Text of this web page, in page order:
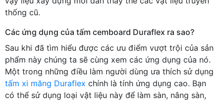
thống cũ.
Các ứng dụng của tấm cemboard Duraflex ra sao?
Sau khi đã tìm hiểu được các ưu điểm vượt trội của sản
phẩm này chúng ta sẽ cùng xem các ứng dụng của nó.
Một trong những điều làm người dùng ưa thích sử dụng
tấm xi măng Duraflex chính là tính ứng dụng cao. Bạn
có thể sử dụng loại vật liệu này để làm sàn, nâng sàn,